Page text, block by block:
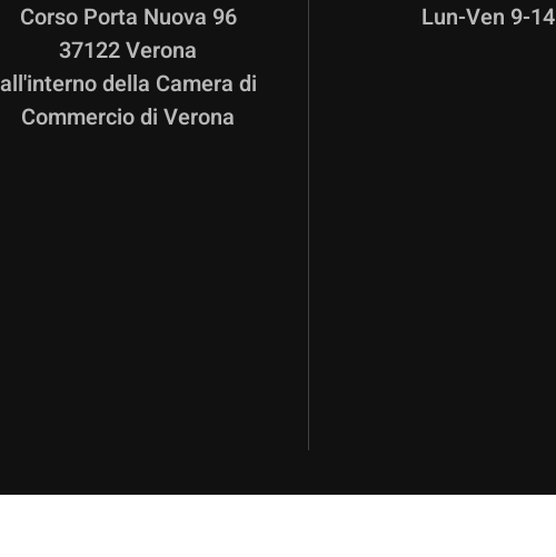
Corso Porta Nuova 96
37122 Verona
all'interno della Camera di
Commercio di Verona
Lun-Ven 9-14